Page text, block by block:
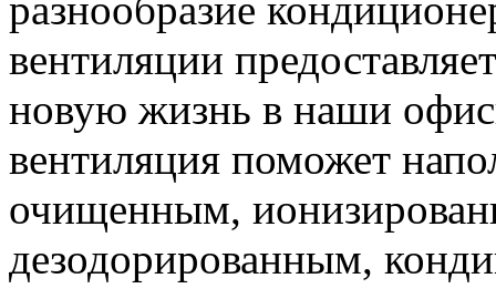
вентиляции
новую жизнь в наши
вентиляция поможет
очищенным,
дезодорированным,